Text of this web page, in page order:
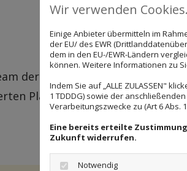
der Tischlerei Löring steht
Planern, bringen unsere
Tradition mit Innovation
Wir verwenden Cookies.
Einige Anbieter übermitteln im
der EU/ des EWR
dem in den EU-/EWR-Ländern
können. Weitere Informationen zu
Indem Sie auf „ALLE ZULASSEN"
1 TDDDG) sowie der
Verarbeitungszwecke zu (Art 6 Abs. 1
Eine bereits erteilte
Zukunft widerrufen.
Notwendig